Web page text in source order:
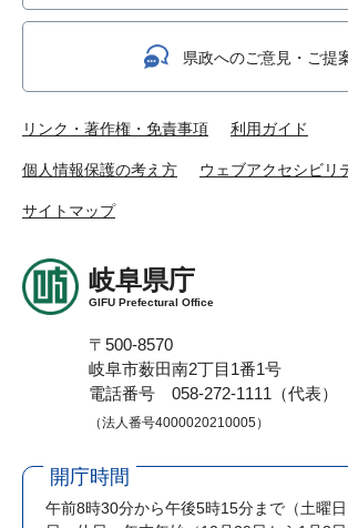
県政へのご意見・ご提
リンク・著作権・免責事項 利用ガイド
個人情報保護の考え方 ウェブアクセシビリ
サイトマップ
岐阜県庁
GIFU Prefectural Office
〒500-8570
岐阜市薮田南2丁目1番1号
電話番号 058-272-1111（代表）
（法人番号4000020210005）
開庁時間
午前8時30分から午後5時15分まで （土曜